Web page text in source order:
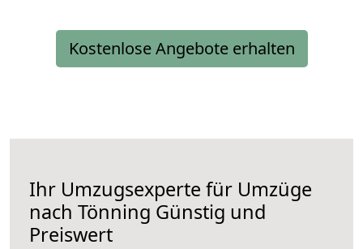
Kostenlose Angebote erhalten
Ihr Umzugsexperte für Umzüge
nach Tönning Günstig und
Preiswert